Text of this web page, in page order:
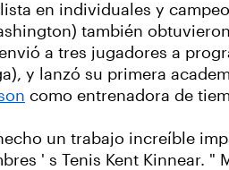
en individuales y
también
a tres jugadores a
y lanzó su primera
como entrenadora de
un trabajo increíble
' s Tenis Kent Kinnear.